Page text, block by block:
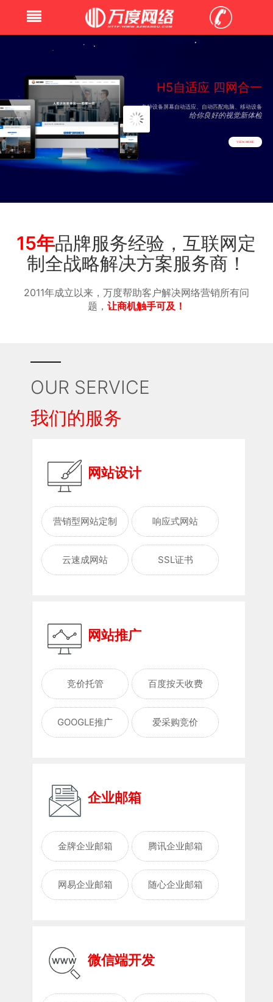
H5自适应 四网合一
各种设备屏幕自动适应 自动匹配电脑 移动设备
给你良好的视觉新体检
VIEW MORE
15年品牌服务经验，互联网定
制全战略解决方案服务商！
2011年成立以来，万度帮助客户解决网络营销所有问
题， 让商机触手可及！
OUR SERVICE
我们的服务
网站设计
营销型网站定制 响应式网站
云速成网站 SSL证书
网站推广
竞价托管 百度按天收费
GOOGLE推广 爱采购竞价
企业邮箱
金牌企业邮箱 腾讯企业邮箱
网易企业邮箱 随心企业邮箱
微信端开发